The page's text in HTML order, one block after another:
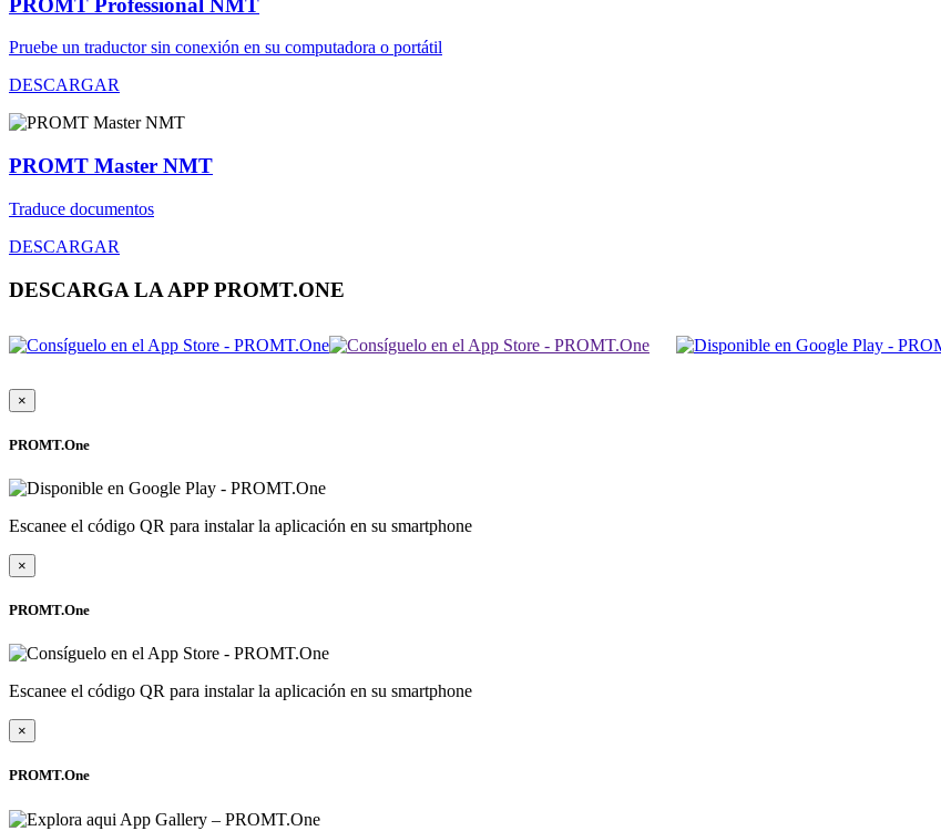
Pruebe un traductor sin conexión en su computadora o portátil
DESCARGAR
PROMT Master NMT
Traduce documentos
DESCARGAR
DESCARGA LA APP PROMT.ONE
×
PROMT.One
Escanee el código QR para instalar la aplicación en su smartphone
×
PROMT.One
Escanee el código QR para instalar la aplicación en su smartphone
×
PROMT.One